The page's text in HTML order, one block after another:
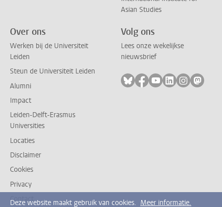
Asian Studies
Over ons
Werken bij de Universiteit
Leiden
Steun de Universiteit Leiden
Alumni
Impact
Leiden-Delft-Erasmus
Universities
Locaties
Disclaimer
Cookies
Privacy
Contact
Volg ons
Lees onze wekelijkse
nieuwsbrief
Volg ons op bluesky
Volg ons op facebook
Volg ons op
Volg ons op
Volg ons
Volg
Deze website maakt gebruik van cookies. Meer informatie.